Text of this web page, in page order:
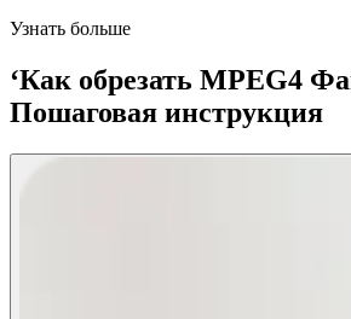
Узнать больше
‘Как обрезать MPEG4
Пошаговая инструкция